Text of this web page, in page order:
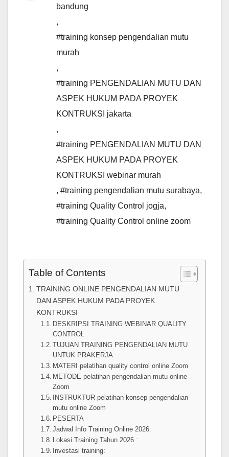
bandung
,
#training konsep pengendalian mutu
murah
,
#training PENGENDALIAN MUTU DAN
ASPEK HUKUM PADA PROYEK
KONTRUKSI jakarta
,
#training PENGENDALIAN MUTU DAN
ASPEK HUKUM PADA PROYEK
KONTRUKSI webinar murah
, #training pengendalian mutu surabaya,
#training Quality Control jogja,
#training Quality Control online zoom
Table of Contents
TRAINING ONLINE PENGENDALIAN MUTU
DAN ASPEK HUKUM PADA PROYEK
KONTRUKSI
DESKRIPSI TRAINING WEBINAR QUALITY
CONTROL
TUJUAN TRAINING PENGENDALIAN MUTU
UNTUK PRAKERJA
MATERI pelatihan quality control online Zoom
METODE pelatihan pengendalian mutu online
Zoom
INSTRUKTUR pelatihan konsep pengendalian
mutu online Zoom
PESERTA
Jadwal Info Training Online 2026:
Lokasi Training Tahun 2026 :
Investasi training: